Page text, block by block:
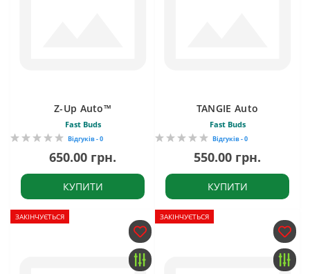
Z-Up Auto™
Fast Buds
Відгуків - 0
650.00 грн.
КУПИТИ
TANGIE Auto
Fast Buds
Відгуків - 0
550.00 грн.
КУПИТИ
ЗАКІНЧУЄТЬСЯ ЗАКІНЧУЄТЬСЯ